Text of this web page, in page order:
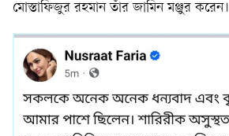
মোস্তাফিজুর রহমান তাঁর জামিন মঞ্জুর করেন।